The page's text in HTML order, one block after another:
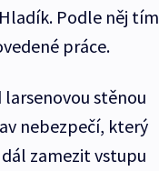
Podle něj tím
práce.
stěnou
nebezpečí, který
zamezit vstupu